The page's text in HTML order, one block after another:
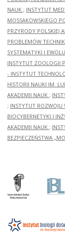
NAUK ; INSTYTUT
MOSSAKOWSKIEGO
PRZYRODY POLSKIEJ
PROBLEMÓW
SYSTEMATYKI I
INSTYTUT ZOOLOGII
- INSTYTUT
HISTORII NAUKI IM.
AKADEMII NAUK ;
; INSTYTUT ROZWOJU
BIOCYBERNETYKI I
AKADEMII NAUK ;
BEZPIECZEŃSTWA